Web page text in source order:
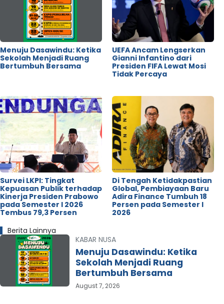
Menuju Dasawindu: Ketika
Sekolah Menjadi Ruang
Bertumbuh Bersama
UEFA Ancam Lengserkan
Gianni Infantino dari
Presiden FIFA Lewat Mosi
Tidak Percaya
Survei LKPI: Tingkat
Kepuasan Publik terhadap
Kinerja Presiden Prabowo
pada Semester I 2026
Tembus 79,3 Persen
Di Tengah Ketidakpastian
Global, Pembiayaan Baru
Adira Finance Tumbuh 18
Persen pada Semester I
2026
Berita Lainnya
KABAR NUSA
Menuju Dasawindu: Ketika
Sekolah Menjadi Ruang
Bertumbuh Bersama
August 7, 2026